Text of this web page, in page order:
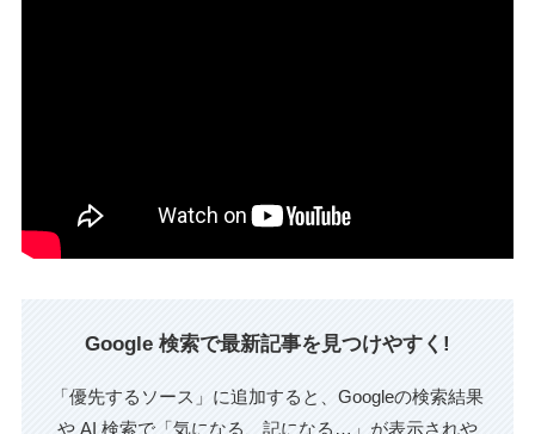
Google 検索で最新記事を見つけやすく!
「優先するソース」に追加すると、Googleの検索結果
や AI 検索で「気になる、記になる…」が表示されや